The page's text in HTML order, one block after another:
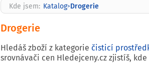
Kde jsem: Katalog>Drogerie
Drogerie
Hledáš zboží z kategorie čisticí
srovnávači cen Hledejceny.cz zjistíš,